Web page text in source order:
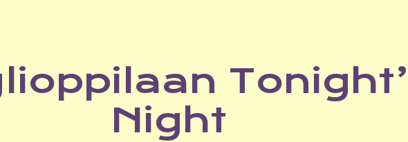
Night